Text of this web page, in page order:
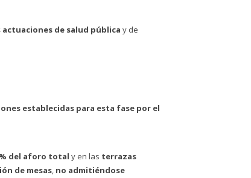
de salud pública y de
establecidas para esta fase por el
% del aforo total y en las terrazas
de mesas, no admitiéndose